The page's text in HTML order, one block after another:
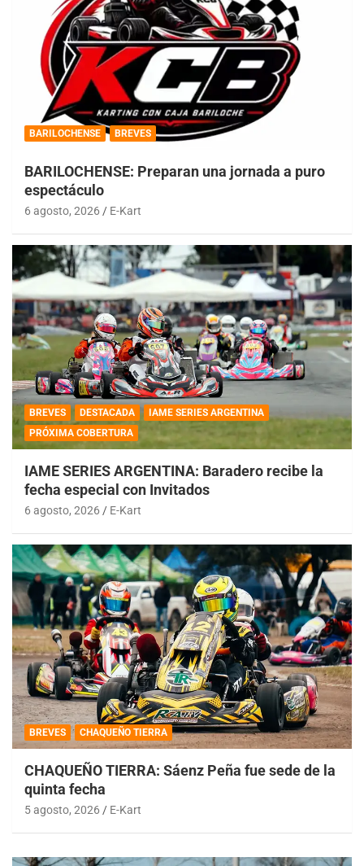
BARILOCHENSE BREVES
BARILOCHENSE: Preparan una jornada a puro
espectáculo
6 agosto, 2026 E-Kart
BREVES DESTACADA
IAME SERIES ARGENTINA
PRÓXIMA COBERTURA
IAME SERIES ARGENTINA: Baradero recibe la
fecha especial con Invitados
6 agosto, 2026 E-Kart
BREVES CHAQUEÑO TIERRA
CHAQUEÑO TIERRA: Sáenz Peña fue sede de la
quinta fecha
5 agosto, 2026 E-Kart